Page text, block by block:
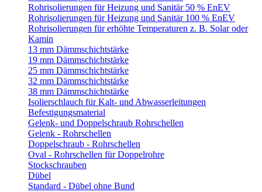
Rohrisolierungen für Heizung und Sanitär 50 % EnEV
Rohrisolierungen für Heizung und Sanitär 100 % EnEV
Rohrisolierungen für erhöhte Temperaturen z. B. Solar oder
Kamin
13 mm Dämmschichtstärke
19 mm Dämmschichtstärke
25 mm Dämmschichtstärke
32 mm Dämmschichtstärke
38 mm Dämmschichtstärke
Isolierschlauch für Kalt- und Abwasserleitungen
Befestigungsmaterial
Gelenk- und Doppelschraub Rohrschellen
Gelenk - Rohrschellen
Doppelschraub - Rohrschellen
Oval - Rohrschellen für Doppelrohre
Stockschrauben
Dübel
Standard - Dübel ohne Bund